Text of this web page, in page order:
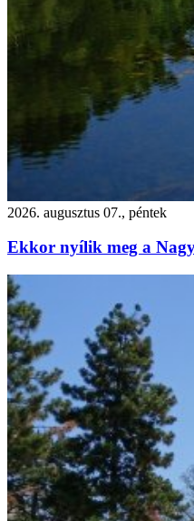
2026. augusztus 07., péntek
Ekkor nyílik meg a